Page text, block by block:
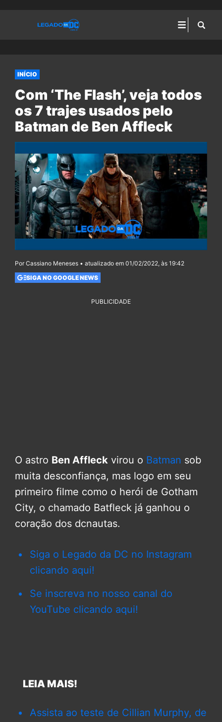
INÍCIO
Com ‘The Flash’, veja todos
os 7 trajes usados pelo
Batman de Ben Affleck
Por Cassiano Meneses • atualizado em 01/02/2022, às 19:42
SIGA NO GOOGLE NEWS
PUBLICIDADE
O astro Ben Affleck virou o Batman sob
muita desconfiança, mas logo em seu
primeiro filme como o herói de Gotham
City, o chamado Batfleck já ganhou o
coração dos dcnautas.
Siga o Legado da DC no Instagram
clicando aqui!
Se inscreva no nosso canal do
YouTube clicando aqui!
LEIA MAIS!
Assista ao teste de Cillian Murphy, de